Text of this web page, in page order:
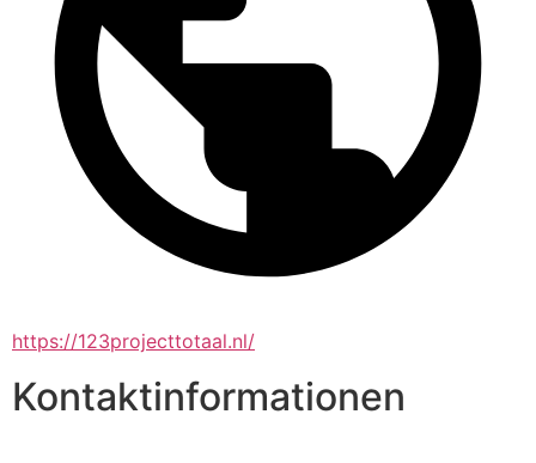
https://123projecttotaal.nl/
Kontaktinformationen